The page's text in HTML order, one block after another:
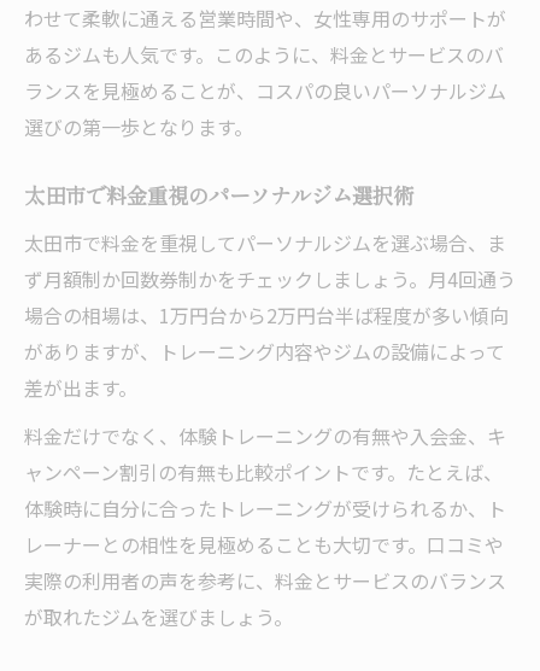
わせて柔軟に通える営業時間や、女性専用のサポートが
あるジムも人気です。このように、料金とサービスのバ
ランスを見極めることが、コスパの良いパーソナルジム
選びの第一歩となります。
太田市で料金重視のパーソナルジム選択術
太田市で料金を重視してパーソナルジムを選ぶ場合、ま
ず月額制か回数券制かをチェックしましょう。月4回通う
場合の相場は、1万円台から2万円台半ば程度が多い傾向
がありますが、トレーニング内容やジムの設備によって
差が出ます。
料金だけでなく、体験トレーニングの有無や入会金、キ
ャンペーン割引の有無も比較ポイントです。たとえば、
体験時に自分に合ったトレーニングが受けられるか、ト
レーナーとの相性を見極めることも大切です。口コミや
実際の利用者の声を参考に、料金とサービスのバランス
が取れたジムを選びましょう。